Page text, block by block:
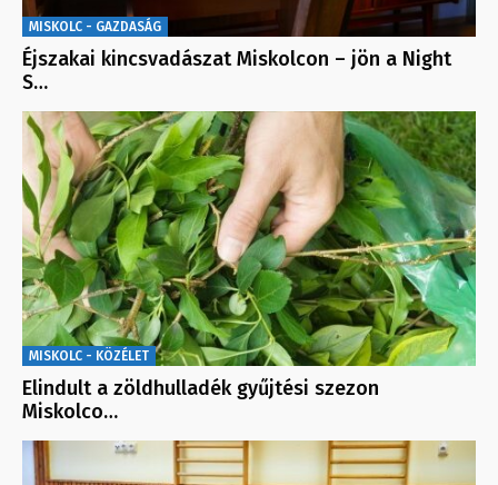
MISKOLC - GAZDASÁG
Éjszakai kincsvadászat Miskolcon – jön a Night
S…
MISKOLC - KÖZÉLET
Elindult a zöldhulladék gyűjtési szezon
Miskolco…